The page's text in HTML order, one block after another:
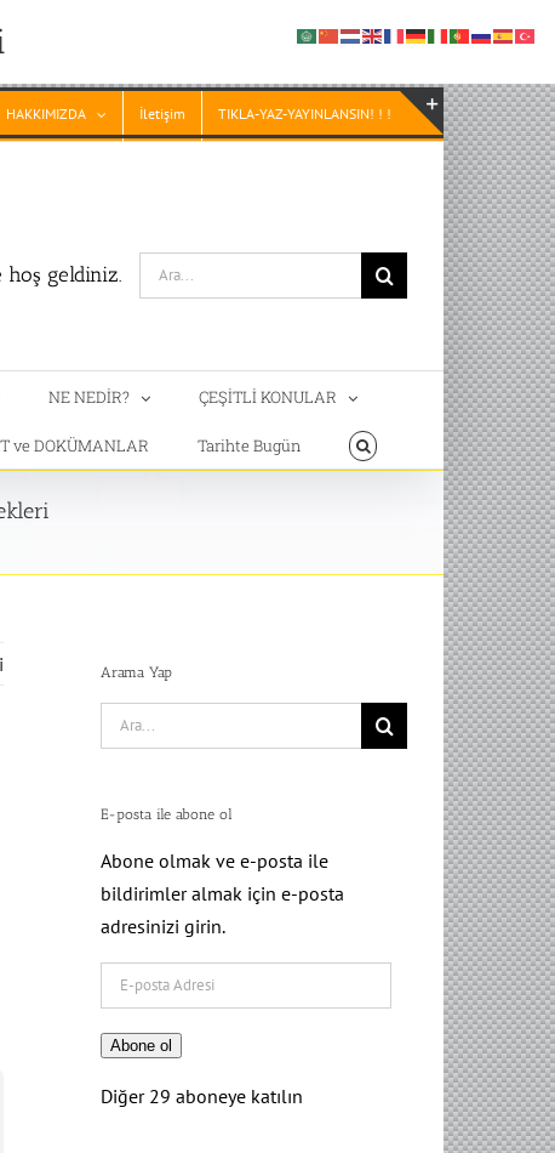
HAKKIMIZDA İletişim TIKLA-YAZ-YAYINLANSIN! ! !
hoş geldiniz.
Search
for:
NE NEDİR? ÇEŞİTLİ KONULAR
ve DOKÜMANLAR Tarihte Bugün
Arama Yap
Search
for:
E-posta ile abone ol
Abone olmak ve e-posta ile
bildirimler almak için e-posta
adresinizi girin.
posta
Adresi
Abone ol
Diğer 29 aboneye katılın
Toggle
Sliding
Bar
Area